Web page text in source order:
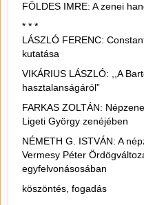
FÖLDES IMRE: A zenei
* * *
LÁSZLÓ FERENC:
kutatása
VIKÁRIUS LÁSZLÓ: ,,A
hasztalanságáról”
FARKAS ZOLTÁN:
Ligeti György zenéjében
NÉMETH G. ISTVÁN: A
Vermesy Péter
egyfelvonásosában
köszöntés, fogadás